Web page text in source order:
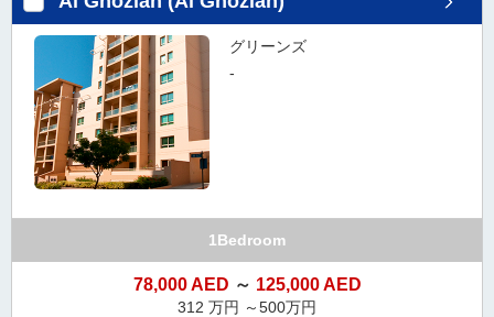
グリーンズ
-
1Bedroom
78,000 AED ～ 125,000 AED
312 万円 ～500万円